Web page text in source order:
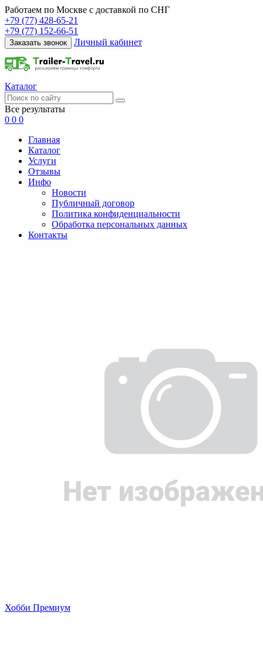
Работаем по Москве с доставкой по СНГ
+79 (77) 428-65-21
+79 (77) 152-66-51
Заказать звонок Личный кабинет
Каталог
Все результаты
0 0 0
Главная
Каталог
Услуги
Отзывы
Инфо
Новости
Публичный договор
Политика конфиденциальности
Обработка персональных данных
Контакты
Хобби Премиум